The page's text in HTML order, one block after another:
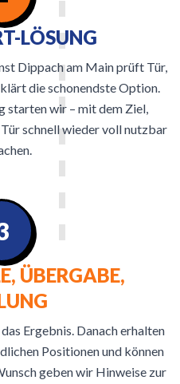
LÖSUNG
Dippach am Main prüft Tür,
die schonendste Option.
starten wir – mit dem Ziel,
schnell wieder voll nutzbar
ÜBERGABE,
Ergebnis. Danach erhalten
Positionen und können
geben wir Hinweise zur